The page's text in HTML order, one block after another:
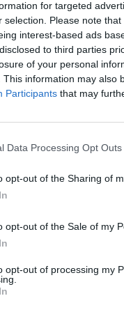
for targeted
selection. Please note
interest-based ads
to third parties
of your personal
This information may also
Participants that may
Data Processing Opt Outs
opt-out of the Sharing of
opt-out of the Sale of my
opt-out of processing my
de la cessió per part
singulars, com una
de Tarragona per la